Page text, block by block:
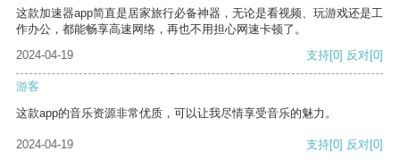
这款加速器app简直是居家旅行必备神器，无论是看视频、玩游戏还是工
作办公，都能畅享高速网络，再也不用担心网速卡顿了。
2024-04-19
支持[0] 反对[0]
游客
这款app的音乐资源非常优质，可以让我尽情享受音乐的魅力。
2024-04-19 支持[0] 反对[0]